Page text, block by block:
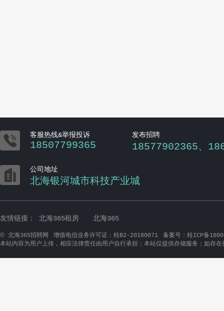
 客服热线&举报投诉
18507799365
发布招聘
18577902365、
 公司地址
北海银河城市科技产业城
友情链接： 北海365租房 北海365
© 北海365招聘网 增值电信业务许可证：桂B2-20180071
备案号：桂ICP备
本站内容为用户上传，相应法律责任由用户自行承担；本站仅提供存储服务；如存